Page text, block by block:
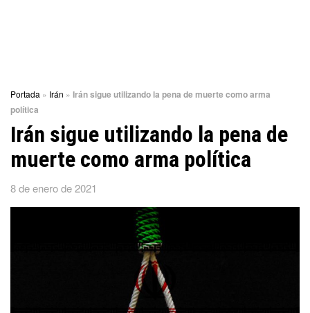
Portada » Irán » Irán sigue utilizando la pena de muerte como arma
política
Irán sigue utilizando la pena de
muerte como arma política
8 de enero de 2021